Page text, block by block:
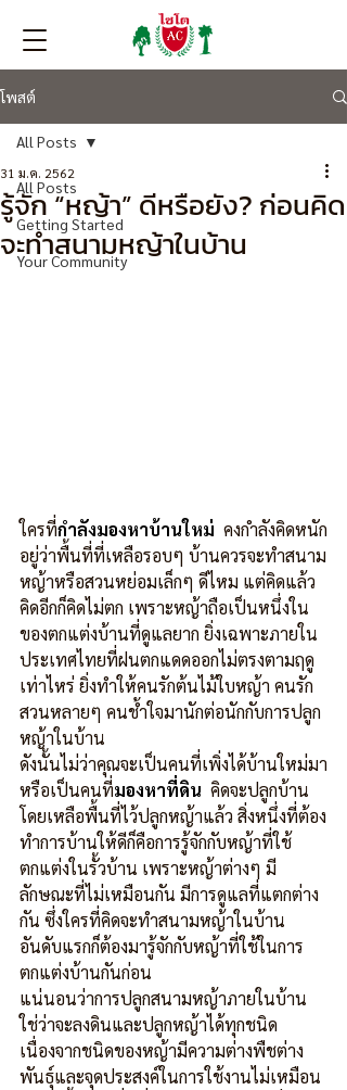
โพสต์
All Posts
Getting Started
Your Community
All Posts
รู้จัก “หญ้า” ดีหรือยัง? ก่อนคิด
จะทำสนามหญ้าในบ้าน
31 ม.ค. 2562
ใครที่กำลังมองหาบ้านใหม่ คงกำลังคิดหนัก
อยู่ว่าพื้นที่ที่เหลือรอบๆ บ้านควรจะทำสนาม
หญ้าหรือสวนหย่อมเล็กๆ ดีไหม แต่คิดแล้ว
คิดอีกก็คิดไม่ตก เพราะหญ้าถือเป็นหนึ่งใน
ของตกแต่งบ้านที่ดูแลยาก ยิ่งเฉพาะภายใน
ประเทศไทยที่ฝนตกแดดออกไม่ตรงตามฤดู
เท่าไหร่ ยิ่งทำให้คนรักต้นไม้ใบหญ้า คนรัก
สวนหลายๆ คนช้ำใจมานักต่อนักกับการปลูก
หญ้าในบ้าน
ดังนั้นไม่ว่าคุณจะเป็นคนที่เพิ่งได้บ้านใหม่มา
หรือเป็นคนที่มองหาที่ดิน คิดจะปลูกบ้าน
โดยเหลือพื้นที่ไว้ปลูกหญ้าแล้ว สิ่งหนึ่งที่ต้อง
ทำการบ้านให้ดีก็คือการรู้จักกับหญ้าที่ใช้
ตกแต่งในรั้วบ้าน เพราะหญ้าต่างๆ มี
ลักษณะที่ไม่เหมือนกัน มีการดูแลที่แตกต่าง
กัน ซึ่งใครที่คิดจะทำสนามหญ้าในบ้าน
อันดับแรกก็ต้องมารู้จักกับหญ้าที่ใช้ในการ
ตกแต่งบ้านกันก่อน
แน่นอนว่าการปลูกสนามหญ้าภายในบ้าน
ใช่ว่าจะลงดินและปลูกหญ้าได้ทุกชนิด
เนื่องจากชนิดของหญ้ามีความต่างพืชต่าง
พันธุ์และจุดประสงค์ในการใช้งานไม่เหมือน